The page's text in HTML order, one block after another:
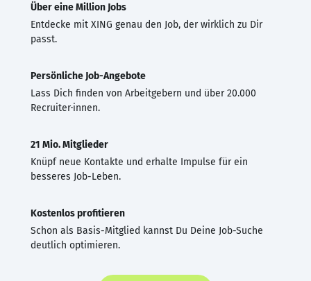
Über eine Million Jobs
Entdecke mit XING genau den Job, der wirklich zu Dir
passt.
Persönliche Job-Angebote
Lass Dich finden von Arbeitgebern und über 20.000
Recruiter·innen.
21 Mio. Mitglieder
Knüpf neue Kontakte und erhalte Impulse für ein
besseres Job-Leben.
Kostenlos profitieren
Schon als Basis-Mitglied kannst Du Deine Job-Suche
deutlich optimieren.